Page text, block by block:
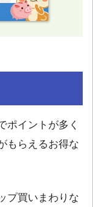
ポイントが多く
もらえるお得な
プ買いまわりな